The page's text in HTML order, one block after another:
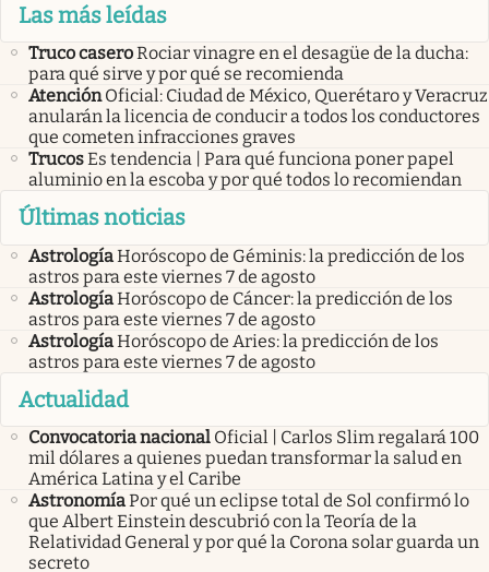
Las más leídas
Truco caseroRociar vinagre en el desagüe de la ducha:
para qué sirve y por qué se recomienda
Atención Oficial: Ciudad de México, Querétaro y Veracruz
anularán la licencia de conducir a todos los conductores
que cometen infracciones graves
TrucosEs tendencia | Para qué funciona poner papel
aluminio en la escoba y por qué todos lo recomiendan
Últimas noticias
AstrologíaHoróscopo de Géminis: la predicción de los
astros para este viernes 7 de agosto
AstrologíaHoróscopo de Cáncer: la predicción de los
astros para este viernes 7 de agosto
AstrologíaHoróscopo de Aries: la predicción de los
astros para este viernes 7 de agosto
Actualidad
Convocatoria nacional Oficial | Carlos Slim regalará 100
mil dólares a quienes puedan transformar la salud en
América Latina y el Caribe
AstronomíaPor qué un eclipse total de Sol confirmó lo
que Albert Einstein descubrió con la Teoría de la
Relatividad General y por qué la Corona solar guarda un
secreto